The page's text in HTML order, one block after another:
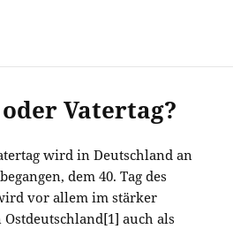
Vatertag?
wird in Deutschland an
dem 40. Tag des
vor allem im stärker
auch als